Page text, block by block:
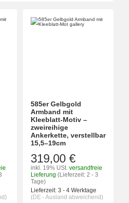
585er Gelbgold
Armband mit
Kleeblatt-Motiv –
zweireihige
Ankerkette, verstellbar
15,5–19cm
319,00 €
inkl. 19% USt. versandfreie
Lieferung (Lieferzeit: 2 - 3
Tage)
Lieferzeit: 3 - 4 Werktage
(DE - Ausland abweichend)